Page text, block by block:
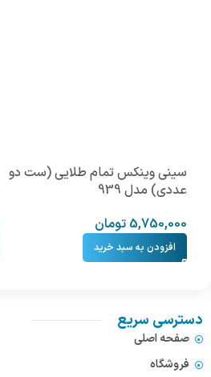
سینی وینکس تمام طلایی (ست دو
عددی) مدل 939
5,750,000 تومان
افزودن به سبد خرید
دسترسی سریع
صفحه اصلی
فروشگاه